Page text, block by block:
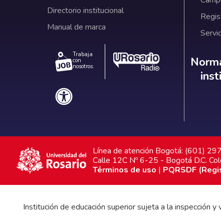
Directorio institucional
Manual de marca
Trabaja
con
nosotros.
Línea de atención Bogotá: (601)
Calle 12C Nº 6-25 - Bogotá D.C.
Términos de uso | PQRSDF
Institución de educación superior sujeta a la inspección